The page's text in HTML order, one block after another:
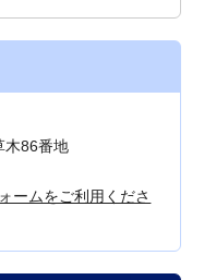
86番地
ームをご利用くださ